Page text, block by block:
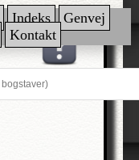
Indeks
Genvej
Kontakt